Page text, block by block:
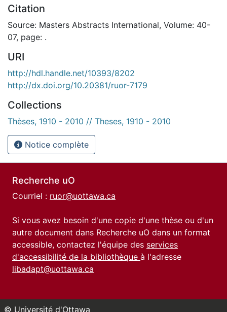
Citation
Source: Masters Abstracts International, Volume: 40-
07, page: .
URI
http://hdl.handle.net/10393/8202
http://dx.doi.org/10.20381/ruor-7179
Collections
Thèses, 1910 - 2010 // Theses, 1910 - 2010
Notice complète
Recherche uO
Courriel : ruor@uottawa.ca
Si vous avez besoin d'une copie d'une thèse ou d'un
autre document dans Recherche uO dans un format
accessible, contactez l'équipe des services
d'accessibilité de la bibliothèque à l'adresse
libadapt@uottawa.ca
© Université d'Ottawa